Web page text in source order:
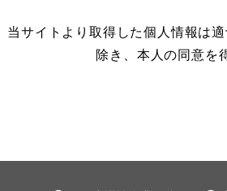
当サイトより取得した個人情報は
除き、本人の同意を